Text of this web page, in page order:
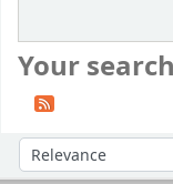
Your
Sort by: